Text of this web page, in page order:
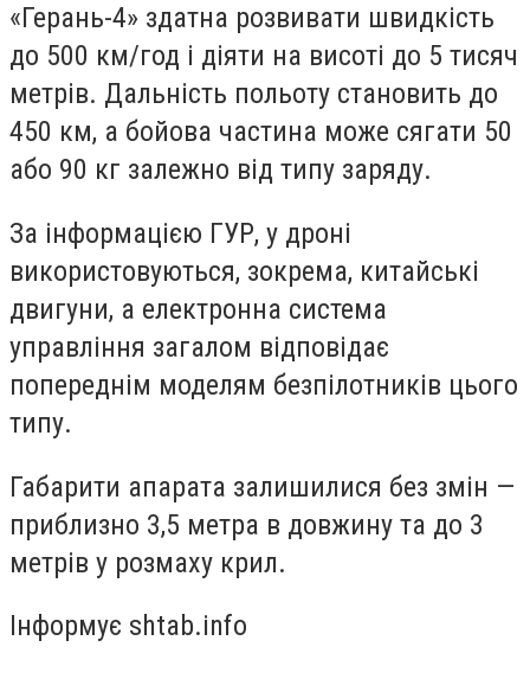
«Герань-4» здатна розвивати швидкість
до 500 км/год і діяти на висоті до 5 тисяч
метрів. Дальність польоту становить до
450 км, а бойова частина може сягати 50
або 90 кг залежно від типу заряду.
За інформацією ГУР, у дроні
використовуються, зокрема, китайські
двигуни, а електронна система
управління загалом відповідає
попереднім моделям безпілотників цього
типу.
Габарити апарата залишилися без змін —
приблизно 3,5 метра в довжину та до 3
метрів у розмаху крил.
Інформує shtab.info